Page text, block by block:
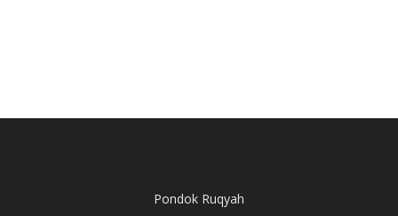
Pondok Ruqyah